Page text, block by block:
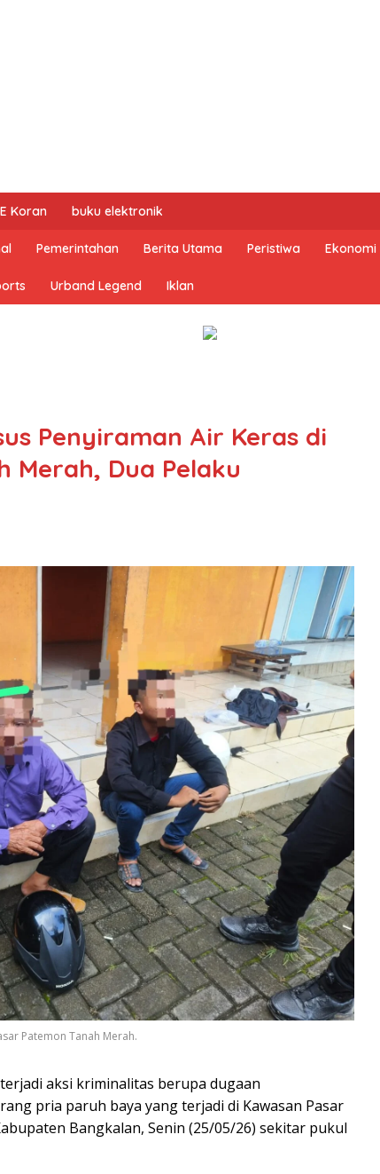
E Koran buku elektronik
Pemerintahan Berita Utama Peristiwa Ekonomi
Urband Legend Iklan
Penyiraman Air Keras di
Merah, Dua Pelaku
Patemon Tanah Merah.
aksi kriminalitas berupa dugaan
pria paruh baya yang terjadi di Kawasan Pasar
Bangkalan, Senin (25/05/26) sekitar pukul